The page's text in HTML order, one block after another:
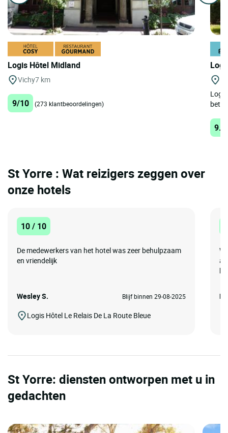
Logis Hôtel Midland
Vichy7 km
9/10 (273 klantbeoordelingen)
St Yorre : Wat reizigers zeggen over
onze hotels
10 / 10
De medewerkers van het hotel was zeer behulpzaam
en vriendelijk
Wesley S. Blijf binnen 29-08-2025
Logis Hôtel Le Relais De La Route Bleue
St Yorre: diensten ontworpen met u in
gedachten